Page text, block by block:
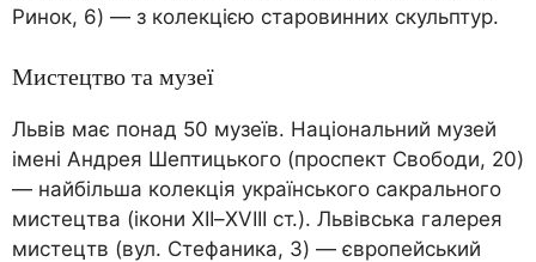
Ринок, 6) — з колекцією старовинних скульптур.
Мистецтво та музеї
Львів має понад 50 музеїв. Національний музей
імені Андрея Шептицького (проспект Свободи, 20)
— найбільша колекція українського сакрального
мистецтва (ікони XII–XVIII ст.). Львівська галерея
мистецтв (вул. Стефаника, 3) — європейський